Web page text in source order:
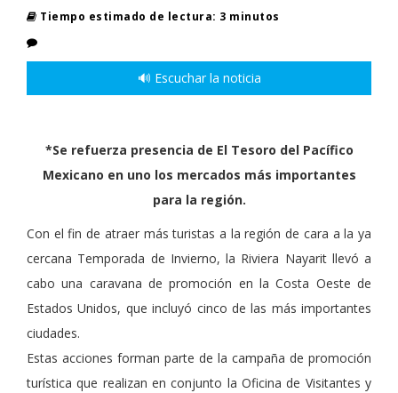
Tiempo estimado de lectura: 3 minutos
🔊 Escuchar la noticia
*Se refuerza presencia de El Tesoro del Pacífico
Mexicano en uno los mercados más importantes
para la región.
Con el fin de atraer más turistas a la región de cara a la ya
cercana Temporada de Invierno, la Riviera Nayarit llevó a
cabo una caravana de promoción en la Costa Oeste de
Estados Unidos, que incluyó cinco de las más importantes
ciudades.
Estas acciones forman parte de la campaña de promoción
turística que realizan en conjunto la Oficina de Visitantes y